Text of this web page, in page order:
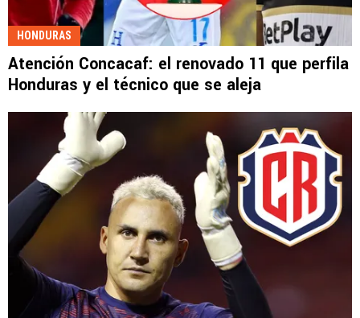
HONDURAS
Atención Concacaf: el renovado 11 que perfila
Honduras y el técnico que se aleja